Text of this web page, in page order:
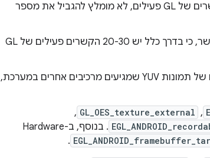
לאפליקציות לפעול ברקע ומנסה לשמור על הקשרים של GL פעילים, לא מומלץ להגביל את מספר
חשוב לשים לב לכמות הזיכרון שהוקצתה לכל הקשר, כי בדרך כלל יש 20-30 הקשרים פעילים של GL
תמיכה בפורמט התמונה YV12 ובפורמטים אחרים של תמונות YUV שמגיעים מרכיבים אחרים במערכת,
,
GL_OES_texture_external
,
. בנוסף, ב-Hardware
.